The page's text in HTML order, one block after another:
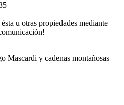
u otras propiedades mediante
Mascardi y cadenas montañosas